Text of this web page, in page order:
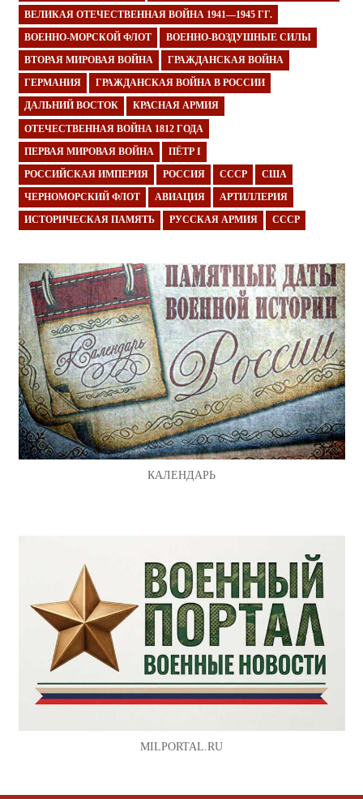
ВЕЛИКАЯ ОТЕЧЕСТВЕННАЯ ВОЙНА 1941—1945 ГГ.
ВОЕННО-МОРСКОЙ ФЛОТ ВОЕННО-ВОЗДУШНЫЕ СИЛЫ
ВТОРАЯ МИРОВАЯ ВОЙНА ГРАЖДАНСКАЯ ВОЙНА
ГЕРМАНИЯ ГРАЖДАНСКАЯ ВОЙНА В РОССИИ
ДАЛЬНИЙ ВОСТОК КРАСНАЯ АРМИЯ
ОТЕЧЕСТВЕННАЯ ВОЙНА 1812 ГОДА
ПЕРВАЯ МИРОВАЯ ВОЙНА ПЁТР I
РОССИЙСКАЯ ИМПЕРИЯ РОССИЯ СССР США
ЧЕРНОМОРСКИЙ ФЛОТ АВИАЦИЯ АРТИЛЛЕРИЯ
ИСТОРИЧЕСКАЯ ПАМЯТЬ РУССКАЯ АРМИЯ СССР
КАЛЕНДАРЬ
MILPORTAL.RU